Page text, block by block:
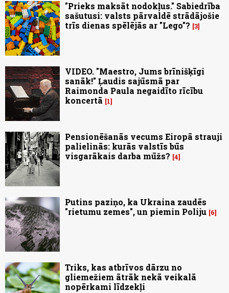
"Prieks maksāt nodokļus." Sabiedrība
sašutusi: valsts pārvaldē strādājošie
trīs dienas spēlējās ar "Lego"? 3
VIDEO. "Maestro, Jums brīnišķīgi
sanāk!" Ļaudis sajūsmā par
Raimonda Paula negaidīto rīcību
koncertā
1
Pensionēšanās vecums Eiropā strauji
palielinās: kurās valstīs būs
visgarākais darba mūžs? 4
Putins paziņo, ka Ukraina zaudēs
"rietumu zemes", un piemin Poliju 6
Triks, kas atbrīvos dārzu no
gliemežiem ātrāk nekā veikalā
nopērkami līdzekļi